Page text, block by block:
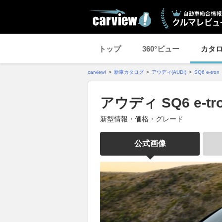
トップ 360°ビュー カタ
carview! 新車カタログ アウディ(AUDI) SQ6 e-tron
アウディ SQ6 e-
新型情報・価格・グレード
公式画像